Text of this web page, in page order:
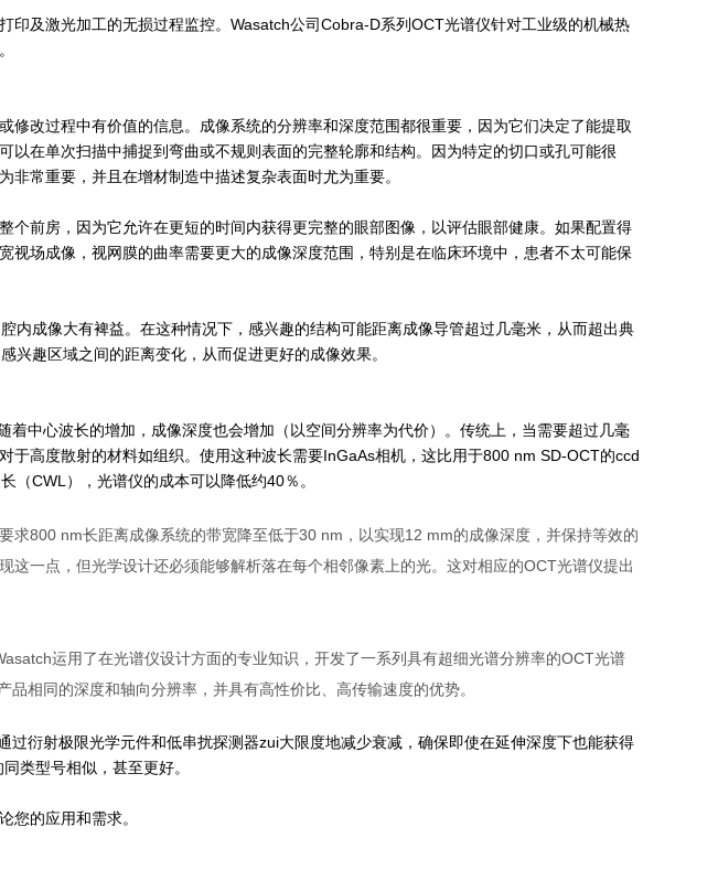
印及激光加工的无损过程监控。 Wasatch公司Cobra-D系列OCT光谱仪针对工业级的机械热
。
修改过程中有价值的信息。成像系统的分辨率和深度范围都很重要，因为它们决定了能提取
在单次扫描中捕捉到弯曲或不规则表面的完整轮廓和结构。 因为特定的切口或孔可能很
非常重要，并且在增材制造中描述复杂表面时尤为重要。
个前房，因为它允许在更短的时间内获得更完整的眼部图像，以评估眼部健康。如果配置得
视场成像，视网膜的曲率需要更大的成像深度范围，特别是在临床环境中，患者不太可能保
内成像大有裨益。在这种情况下，感兴趣的结构可能距离成像导管超过几毫米，从而超出典
兴趣区域之间的距离变化，从而促进更好的成像效果。
着中心波长的增加，成像深度也会增加（以空间分辨率为代价）。传统上，当需要超过几毫
于高度散射的材料如组织。使用这种波长需要InGaAs相机，这比用于800 nm SD-OCT的ccd
（CWL），光谱仪的成本可以降低约40％。
求800 nm长距离成像系统的带宽降至低于30 nm，以实现12 mm的成像深度，并保持等效的
这一点，但光学设计还必须能够解析落在每个相邻像素上的光。这对相应的OCT光谱仪提出
运用了在光谱仪设计方面的专业知识，开发了一系列具有超细光谱分辨率的OCT光谱
相同的深度和轴向分辨率，并具有高性价比、高传输速度的优势。
衍射极限光学元件和低串扰探测器zui大限度地减少衰减，确保即使在延伸深度下也能获得
类型号相似，甚至更好。
您的应用和需求。